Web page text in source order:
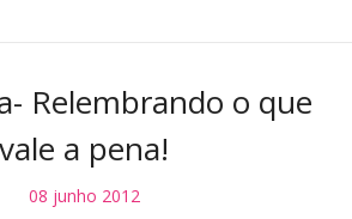
Relembrando o que
vale a pena!
08 junho 2012